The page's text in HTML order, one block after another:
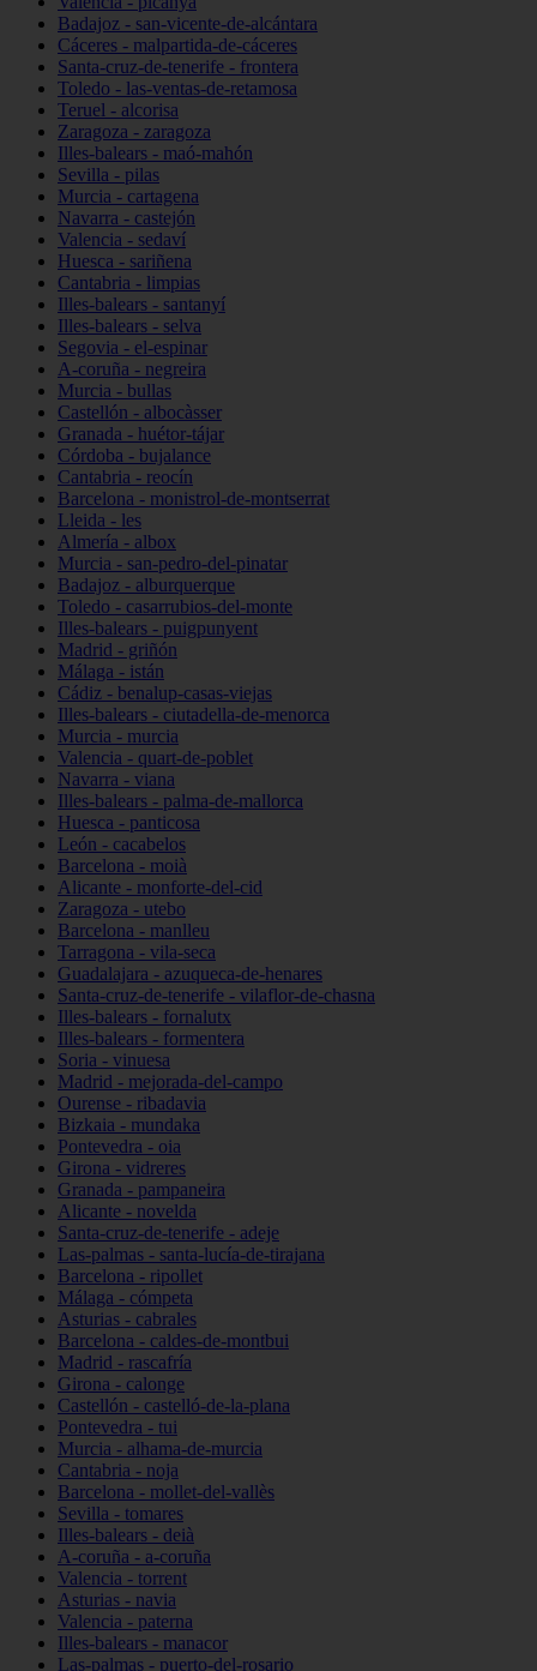
Badajoz - san-vicente-de-alcántara
Cáceres - malpartida-de-cáceres
Santa-cruz-de-tenerife - frontera
Toledo - las-ventas-de-retamosa
Teruel - alcorisa
Zaragoza - zaragoza
Illes-balears - maó-mahón
Sevilla - pilas
Murcia - cartagena
Navarra - castejón
Valencia - sedaví
Huesca - sariñena
Cantabria - limpias
Illes-balears - santanyí
Illes-balears - selva
Segovia - el-espinar
A-coruña - negreira
Murcia - bullas
Castellón - albocàsser
Granada - huétor-tájar
Córdoba - bujalance
Cantabria - reocín
Barcelona - monistrol-de-montserrat
Lleida - les
Almería - albox
Murcia - san-pedro-del-pinatar
Badajoz - alburquerque
Toledo - casarrubios-del-monte
Illes-balears - puigpunyent
Madrid - griñón
Málaga - istán
Cádiz - benalup-casas-viejas
Illes-balears - ciutadella-de-menorca
Murcia - murcia
Valencia - quart-de-poblet
Navarra - viana
Illes-balears - palma-de-mallorca
Huesca - panticosa
León - cacabelos
Barcelona - moià
Alicante - monforte-del-cid
Zaragoza - utebo
Barcelona - manlleu
Tarragona - vila-seca
Guadalajara - azuqueca-de-henares
Santa-cruz-de-tenerife - vilaflor-de-chasna
Illes-balears - fornalutx
Illes-balears - formentera
Soria - vinuesa
Madrid - mejorada-del-campo
Ourense - ribadavia
Bizkaia - mundaka
Pontevedra - oia
Girona - vidreres
Granada - pampaneira
Alicante - novelda
Santa-cruz-de-tenerife - adeje
Las-palmas - santa-lucía-de-tirajana
Barcelona - ripollet
Málaga - cómpeta
Asturias - cabrales
Barcelona - caldes-de-montbui
Madrid - rascafría
Girona - calonge
Castellón - castelló-de-la-plana
Pontevedra - tui
Murcia - alhama-de-murcia
Cantabria - noja
Barcelona - mollet-del-vallès
Sevilla - tomares
Illes-balears - deià
A-coruña - a-coruña
Valencia - torrent
Asturias - navia
Valencia - paterna
Illes-balears - manacor
Las-palmas - puerto-del-rosario